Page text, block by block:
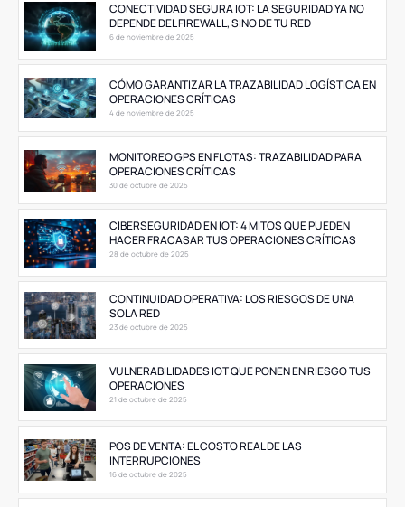
CONECTIVIDAD SEGURA IOT: LA SEGURIDAD YA NO
DEPENDE DEL FIREWALL, SINO DE TU RED
6 de noviembre de 2025
CÓMO GARANTIZAR LA TRAZABILIDAD LOGÍSTICA EN
OPERACIONES CRÍTICAS
4 de noviembre de 2025
MONITOREO GPS EN FLOTAS: TRAZABILIDAD PARA
OPERACIONES CRÍTICAS
30 de octubre de 2025
CIBERSEGURIDAD EN IOT: 4 MITOS QUE PUEDEN
HACER FRACASAR TUS OPERACIONES CRÍTICAS
28 de octubre de 2025
CONTINUIDAD OPERATIVA: LOS RIESGOS DE UNA
SOLA RED
23 de octubre de 2025
VULNERABILIDADES IOT QUE PONEN EN RIESGO TUS
OPERACIONES
21 de octubre de 2025
POS DE VENTA: EL COSTO REAL DE LAS
INTERRUPCIONES
16 de octubre de 2025